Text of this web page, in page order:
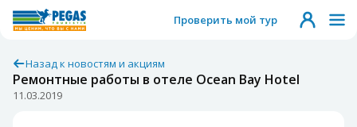
Проверить мой тур
Назад к новостям и акциям
Ремонтные работы в отеле Ocean Bay Hotel
11.03.2019